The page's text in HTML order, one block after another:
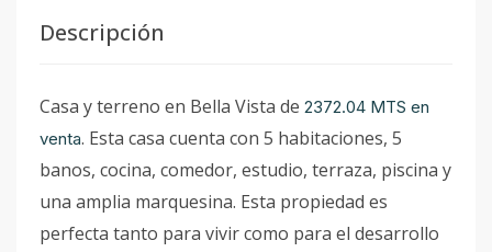
Descripción
Casa y terreno en Bella Vista de 2372.04 MTS en
venta. Esta casa cuenta con 5 habitaciones, 5
banos, cocina, comedor, estudio, terraza, piscina y
una amplia marquesina. Esta propiedad es
perfecta tanto para vivir como para el desarrollo